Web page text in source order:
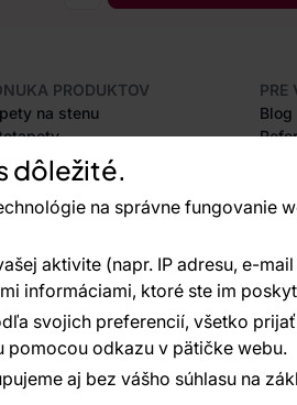
dôležité.
na správne fungovanie
aktivite (napr. IP adresu, e-
informáciami, ktoré ste im
svojich preferencií, všetko
odkazu v pätičke webu.
aj bez vášho súhlasu na
PRODUKTOV
na stenu
fólie
PRE
Blog
O
O
Platby zaisťuje: